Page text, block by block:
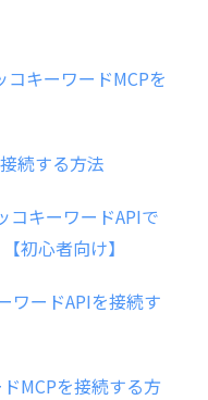
キーワードMCPを
続する方法
キーワードAPIで
初心者向け】
ワードAPIを接続す
MCPを接続する方